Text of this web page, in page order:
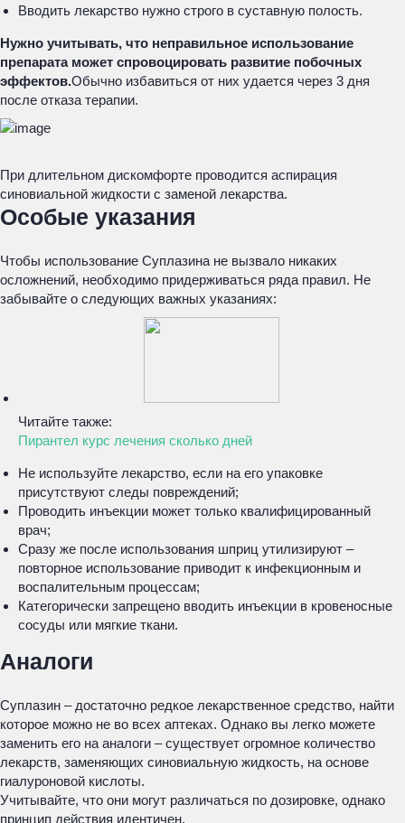
Вводить лекарство нужно строго в суставную полость.
Нужно учитывать, что неправильное использование
препарата может спровоцировать развитие побочных
эффектов.Обычно избавиться от них удается через 3 дня
после отказа терапии.
При длительном дискомфорте проводится аспирация
синовиальной жидкости с заменой лекарства.
Особые указания
Чтобы использование Суплазина не вызвало никаких
осложнений, необходимо придерживаться ряда правил. Не
забывайте о следующих важных указаниях:
Читайте также:
Пирантел курс лечения сколько дней
Не используйте лекарство, если на его упаковке
присутствуют следы повреждений;
Проводить инъекции может только квалифицированный
врач;
Сразу же после использования шприц утилизируют –
повторное использование приводит к инфекционным и
воспалительным процессам;
Категорически запрещено вводить инъекции в кровеносные
сосуды или мягкие ткани.
Аналоги
Суплазин – достаточно редкое лекарственное средство, найти
которое можно не во всех аптеках. Однако вы легко можете
заменить его на аналоги – существует огромное количество
лекарств, заменяющих синовиальную жидкость, на основе
гиалуроновой кислоты.
Учитывайте, что они могут различаться по дозировке, однако
принцип действия идентичен.